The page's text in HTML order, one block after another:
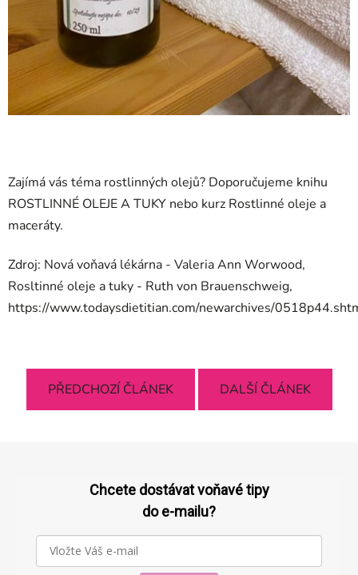
Zajímá vás téma rostlinných olejů? Doporučujeme knihu
ROSTLINNÉ OLEJE A TUKY nebo kurz Rostlinné oleje a
maceráty.
Zdroj: Nová voňavá lékárna - Valeria Ann Worwood,
Rosltinné oleje a tuky - Ruth von Brauenschweig,
https://www.todaysdietitian.com/newarchives/
PŘEDCHOZÍ ČLÁNEK DALŠÍ ČLÁNEK
Chcete dostávat voňavé tipy
do e-mailu?